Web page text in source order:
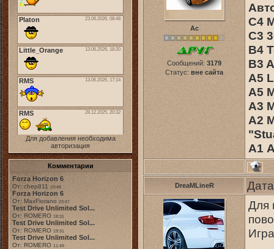
Для добавления необходима
авторизация
Комментарии
Forza Horizon 6
От: chep811 19:48
Forza Horizon 6
От: MaxFiorano 23:47
Test Drive Unlimited Sol...
От: ROMERO 18:31
Test Drive Unlimited Sol...
От: ROMERO 19:31
Test Drive Unlimited Sol...
От: ROMERO 11:49
Ас
Сообщений: 3179
Статус: вне сайта
C4
C3
B4
B3
A5
A5
A3
A2
А1
DreaMLineR
Для